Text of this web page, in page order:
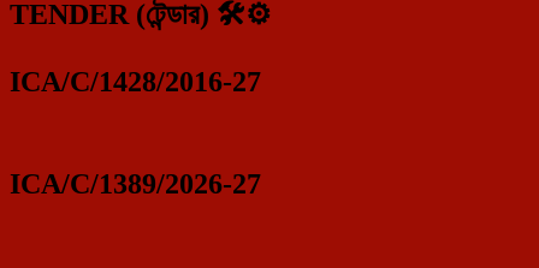
TENDER (টেন্ডার) 🛠️⚙️
ICA/C/1428/2016-27
ICA/C/1389/2026-27